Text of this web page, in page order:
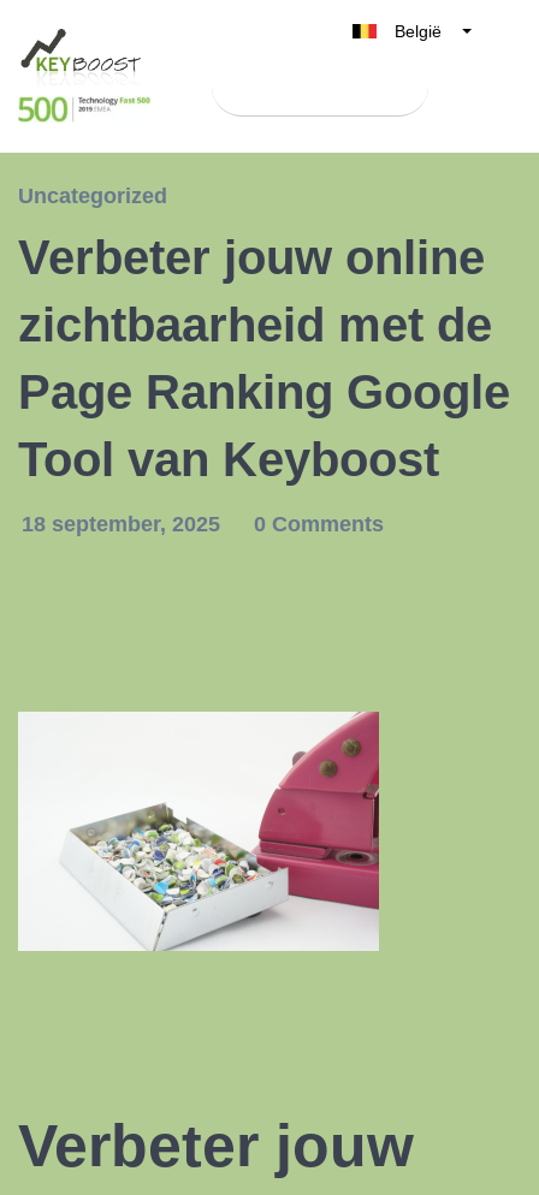
België
Nederland
España
Uncategorized
Verbeter jouw online
zichtbaarheid met de
Page Ranking Google
Tool van Keyboost
18 september, 2025 0 Comments
Verbeter jouw